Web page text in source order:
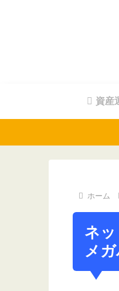
資産
ホーム
ネ
メ